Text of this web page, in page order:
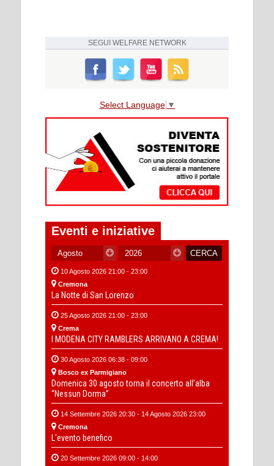
SEGUI WELFARE NETWORK
Select Language ▼
Eventi e iniziative
10 Agosto 2026 21:00 - 23:00
Cremona
La Notte di San Lorenzo
25 Agosto 2026 21:00 - 23:00
Crema
I MODENA CITY RAMBLERS ARRIVANO A CREMA!
30 Agosto 2026 06:38 - 09:00
Bosco ex Parmigiano
Domenica 30 agosto torna il concerto all’alba
“Nessun Dorma”
14 Settembre 2026 20:30 - 14 Agosto 2026 23:00
Cremona
L'evento benefico
20 Settembre 2026 09:00 - 14:00